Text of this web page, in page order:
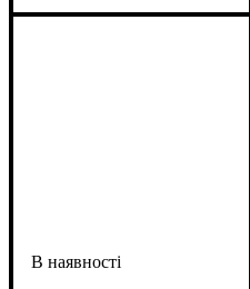
Освітлення салону
Samsung
18SMD